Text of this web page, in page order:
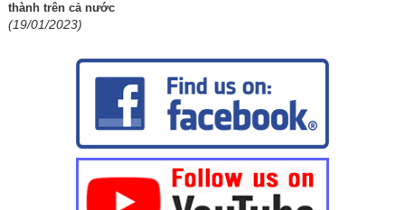
thành trên cả nước
(19/01/2023)